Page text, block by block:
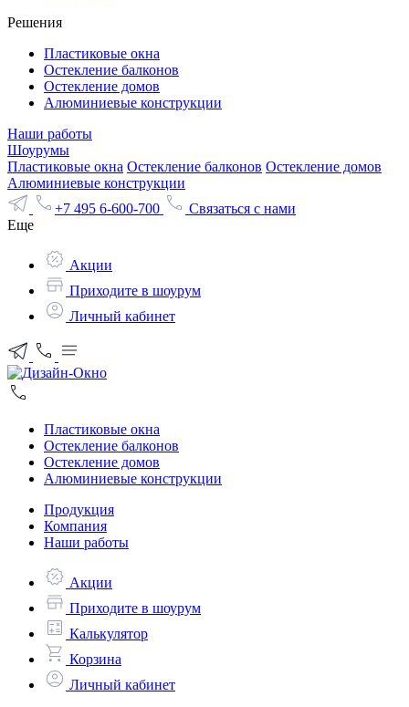
Решения
Пластиковые окна
Остекление балконов
Остекление домов
Алюминиевые конструкции
Наши работы
Шоурумы
Пластиковые окна Остекление балконов Остекление домов
Алюминиевые конструкции
+7 495 6-600-700
Связаться с нами
Еще
Акции
Приходите в шоурум
Личный кабинет
Пластиковые окна
Остекление балконов
Остекление домов
Алюминиевые конструкции
Продукция
Компания
Наши работы
Акции
Приходите в шоурум
Калькулятор
Корзина
Личный кабинет